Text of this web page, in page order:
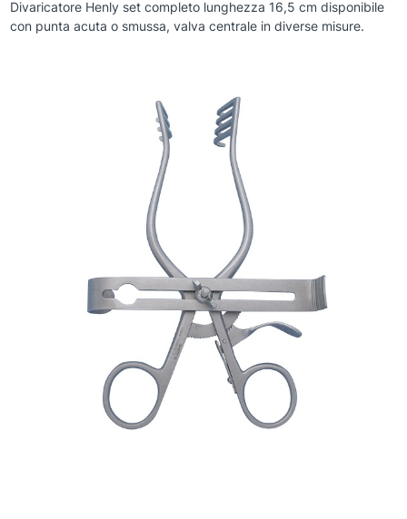
Divaricatore Henly set completo lunghezza 16,5 cm disponibile
con punta acuta o smussa, valva centrale in diverse misure.